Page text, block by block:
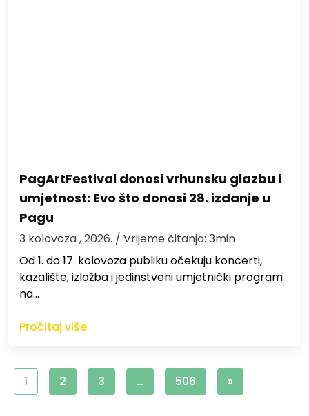
PagArtFestival donosi vrhunsku glazbu i
umjetnost: Evo što donosi 28. izdanje u
Pagu
3 kolovoza , 2026. / Vrijeme čitanja: 3min
Od 1. do 17. kolovoza publiku očekuju koncerti,
kazalište, izložba i jedinstveni umjetnički program
na…
Pročitaj više
1 2 3 … 506 »